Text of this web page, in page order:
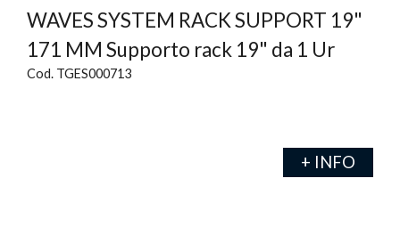
WAVES SYSTEM RACK SUPPORT 19"
171 MM Supporto rack 19" da 1 Ur
Cod. TGES000713
+ INFO